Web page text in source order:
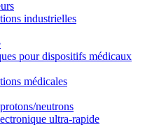
industrielles
pour dispositifs médicaux
médicales
neutrons
ultra-rapide